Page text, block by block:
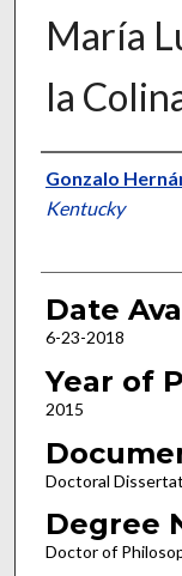
María
la
Author
Gonzalo
Kentucky
Date
6-23-2018
Year of
2015
Doctoral
Degree
Doctor of